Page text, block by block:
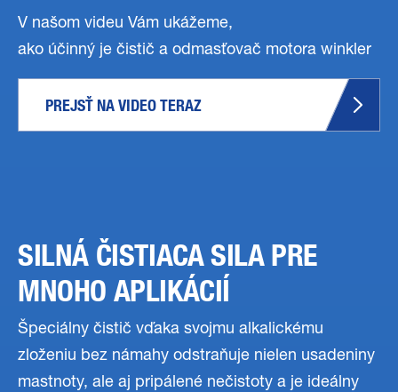
V našom videu Vám ukážeme,
ako účinný je čistič a odmasťovač motora winkler
PREJSŤ NA VIDEO TERAZ
SILNÁ ČISTIACA SILA PRE
MNOHO APLIKÁCIÍ
Špeciálny čistič vďaka svojmu alkalickému
zloženiu bez námahy odstraňuje nielen usadeniny
mastnoty, ale aj pripálené nečistoty a je ideálny